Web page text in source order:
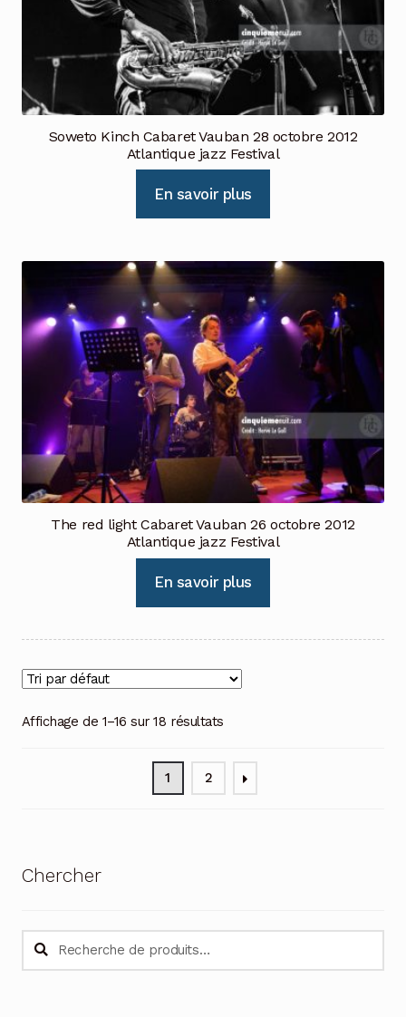
Soweto Kinch Cabaret Vauban 28 octobre 2012
Atlantique jazz Festival
En savoir plus
The red light Cabaret Vauban 26 octobre 2012
Atlantique jazz Festival
En savoir plus
Affichage de 1–16 sur 18 résultats
1 2
Chercher
Recherche
pour :
Recherche